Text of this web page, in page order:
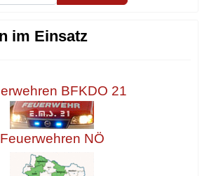
im Einsatz
BFKDO 21
Feuerwehren NÖ